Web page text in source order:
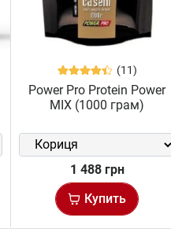
(11)
Power Pro Protein Power
MIX (1000 грам)
1 488 грн
Купить